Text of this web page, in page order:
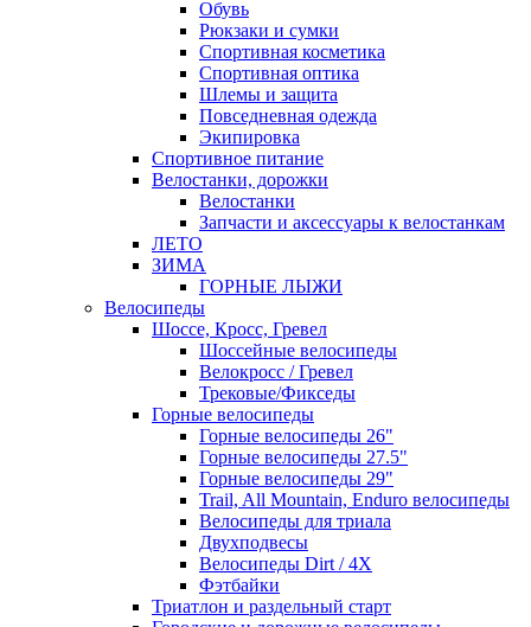
Обувь
Рюкзаки и сумки
Спортивная косметика
Спортивная оптика
Шлемы и защита
Повседневная одежда
Экипировка
Спортивное питание
Велостанки, дорожки
Велостанки
Запчасти и аксессуары к велостанкам
ЛЕТО
ЗИМА
ГОРНЫЕ ЛЫЖИ
Велосипеды
Шоссе, Кросс, Гревел
Шоссейные велосипеды
Велокросс / Гревел
Трековые/Фикседы
Горные велосипеды
Горные велосипеды 26"
Горные велосипеды 27.5"
Горные велосипеды 29"
Trail, All Mountain, Enduro велосипеды
Велосипеды для триала
Двухподвесы
Велосипеды Dirt / 4X
Фэтбайки
Триатлон и раздельный старт